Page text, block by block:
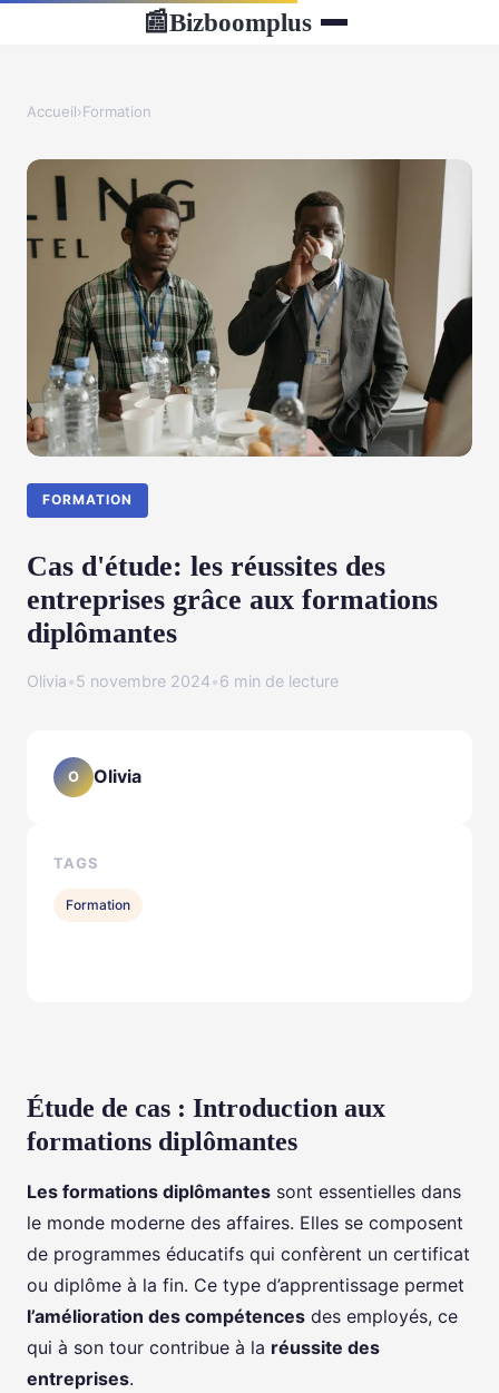
📰Bizboomplus
Accueil›Formation
FORMATION
Cas d'étude: les réussites des
entreprises grâce aux formations
diplômantes
Olivia•5 novembre 2024•6 min de lecture
Étude de cas : Introduction aux
formations diplômantes
Les formations diplômantes sont essentielles dans
le monde moderne des affaires. Elles se composent
de programmes éducatifs qui confèrent un certificat
ou diplôme à la fin. Ce type d’apprentissage permet
l’amélioration des compétences des employés, ce
qui à son tour contribue à la réussite des
entreprises.
O Olivia
TAGS
Formation